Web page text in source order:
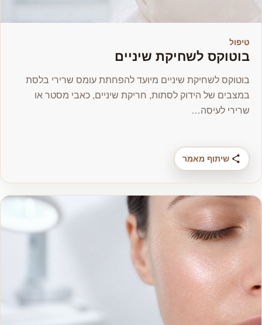
טיפול
בוטוקס לשחיקת שיניים
בוטוקס לשחיקת שיניים מיועד להפחתת עומס שרירי בלסת
במצבים של הידוק לסתות, חריקת שיניים, כאבי מסטר או
שרירי לעיסה…
שיתוף מאמר